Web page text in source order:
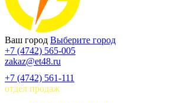
Ваш город Выберите город
+7 (4742) 565-005
zakaz@et48.ru
+7 (4742) 561-111
отдел продаж